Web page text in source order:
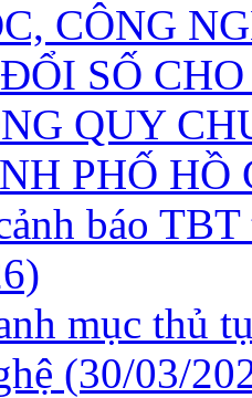
CÔNG
SỐ
QUY
PHỐ HỒ
báo
mục thủ
(30/03/